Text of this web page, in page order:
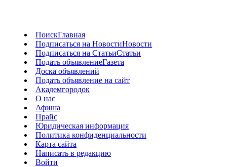
ПоискГлавная
Подписаться на НовостиНовости
Подписаться на СтатьиСтатьи
Подать объявлениеГазета
Доска объявлений
Подать объявление на сайт
Академгородок
О нас
Афиша
Прайс
Юридическая информация
Политика конфиденциальности
Карта сайта
Написать в редакцию
Войти